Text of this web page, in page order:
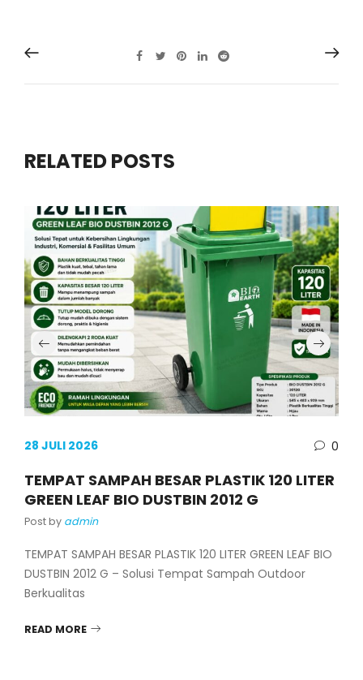
RELATED POSTS
28 JULI 2026 0
TEMPAT SAMPAH BESAR PLASTIK 120 LITER
GREEN LEAF BIO DUSTBIN 2012 G
Post by admin
TEMPAT SAMPAH BESAR PLASTIK 120 LITER GREEN LEAF BIO
DUSTBIN 2012 G – Solusi Tempat Sampah Outdoor
Berkualitas
READ MORE